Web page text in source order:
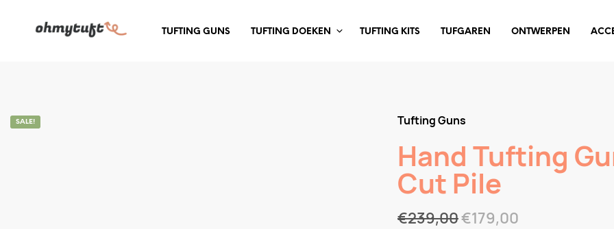
TUFTING GUNS TUFTING DOEKEN TUFTING KITS TUFGAREN ONTWERPEN
SALE! Tufting Guns
Hand Tufting
Cut Pile
€239,00€179,00